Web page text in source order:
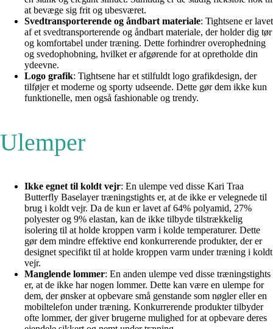
at bevæge sig frit og ubesværet.
Svedtransporterende og åndbart materiale: Tightsene er lavet
af et svedtransporterende og åndbart materiale, der holder dig tør
og komfortabel under træning. Dette forhindrer overophedning
og svedophobning, hvilket er afgørende for at opretholde din
ydeevne.
Logo grafik: Tightsene har et stilfuldt logo grafikdesign, der
tilføjer et moderne og sporty udseende. Dette gør dem ikke kun
funktionelle, men også fashionable og trendy.
Ulemper
Ikke egnet til koldt vejr: En ulempe ved disse Kari Traa
Butterfly Baselayer træningstights er, at de ikke er velegnede til
brug i koldt vejr. Da de kun er lavet af 64% polyamid, 27%
polyester og 9% elastan, kan de ikke tilbyde tilstrækkelig
isolering til at holde kroppen varm i kolde temperaturer. Dette
gør dem mindre effektive end konkurrerende produkter, der er
designet specifikt til at holde kroppen varm under træning i koldt
vejr.
Manglende lommer: En anden ulempe ved disse træningstights
er, at de ikke har nogen lommer. Dette kan være en ulempe for
dem, der ønsker at opbevare små genstande som nøgler eller en
mobiltelefon under træning. Konkurrerende produkter tilbyder
ofte lommer, der giver brugerne mulighed for at opbevare deres